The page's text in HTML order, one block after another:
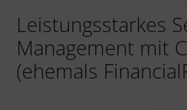
Leistungsstarkes
Management mit
(ehemals